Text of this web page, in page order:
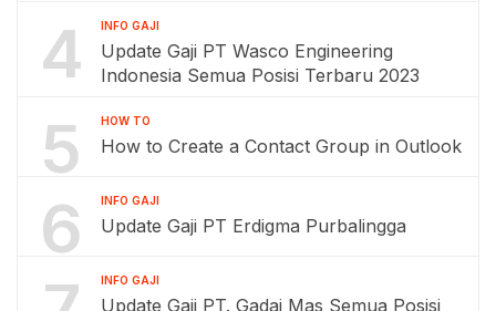
4 INFO GAJI
Update Gaji PT Wasco Engineering
Indonesia Semua Posisi Terbaru 2023
5 HOW TO
How to Create a Contact Group in Outlook
6 INFO GAJI
Update Gaji PT Erdigma Purbalingga
INFO GAJI
Update Gaji PT. Gadai Mas Semua Posisi